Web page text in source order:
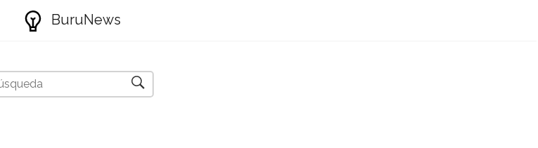
BuruNews